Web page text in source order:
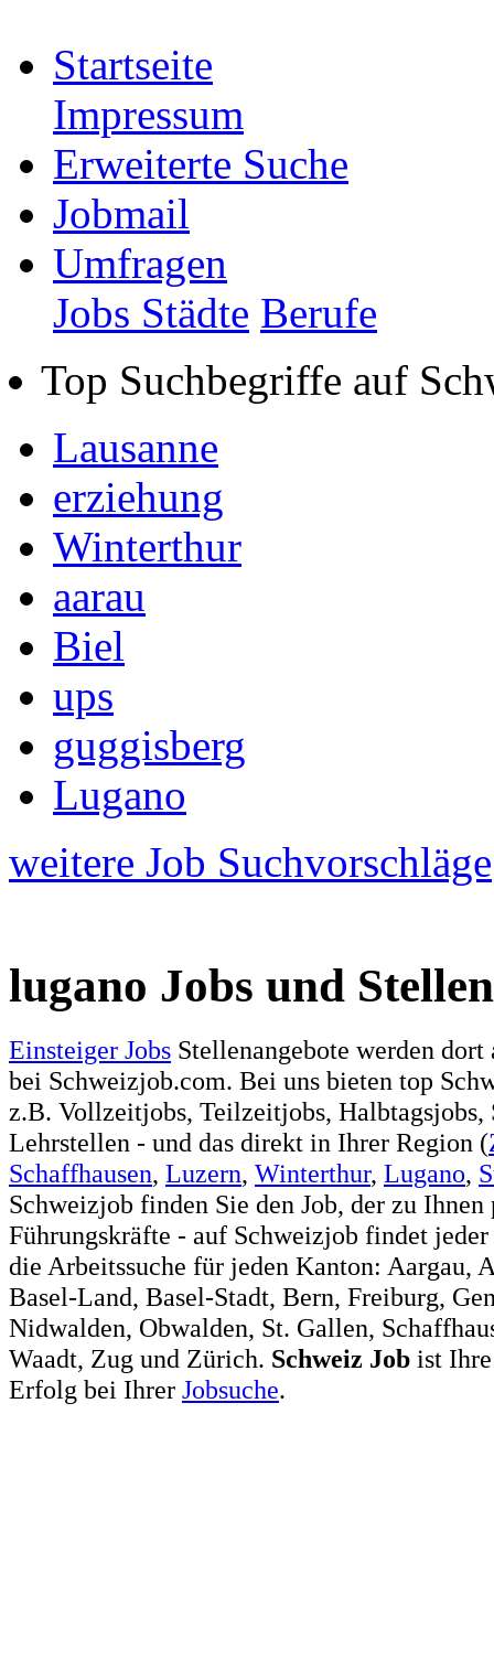
Startseite
Impressum
Erweiterte Suche
Jobmail
Umfragen
Jobs Städte Berufe
Top Suchbegriffe auf
Lausanne
erziehung
Winterthur
aarau
Biel
ups
guggisberg
Lugano
weitere Job Suchvorschläge
lugano Jobs und Stellen
Einsteiger Jobs Stellenangebote werden
bei Schweizjob.com. Bei uns bieten top
z.B. Vollzeitjobs, Teilzeitjobs,
Lehrstellen - und das direkt in Ihrer Region (
Schaffhausen, Luzern, Winterthur, Lugano,
Schweizjob finden Sie den Job, der zu
Führungskräfte - auf Schweizjob findet
die Arbeitssuche für jeden Kanton: Aargau,
Basel-Land, Basel-Stadt, Bern, Freiburg,
Nidwalden, Obwalden, St. Gallen,
Waadt, Zug und Zürich. Schweiz Job ist
Erfolg bei Ihrer Jobsuche.